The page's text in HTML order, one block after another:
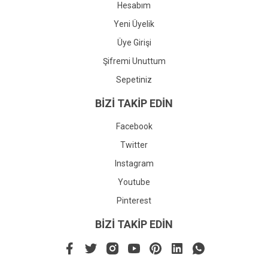
Hesabım
Yeni Üyelik
Üye Girişi
Şifremi Unuttum
Sepetiniz
BİZİ TAKİP EDİN
Facebook
Twitter
Instagram
Youtube
Pinterest
BİZİ TAKİP EDİN